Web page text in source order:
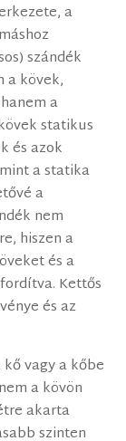
a
szándék
a kövek,
a
statikus
és azok
a statika
a
nem
hiszen a
és a
Kettős
és az
vagy a kőbe
a kövön
akarta
szinten